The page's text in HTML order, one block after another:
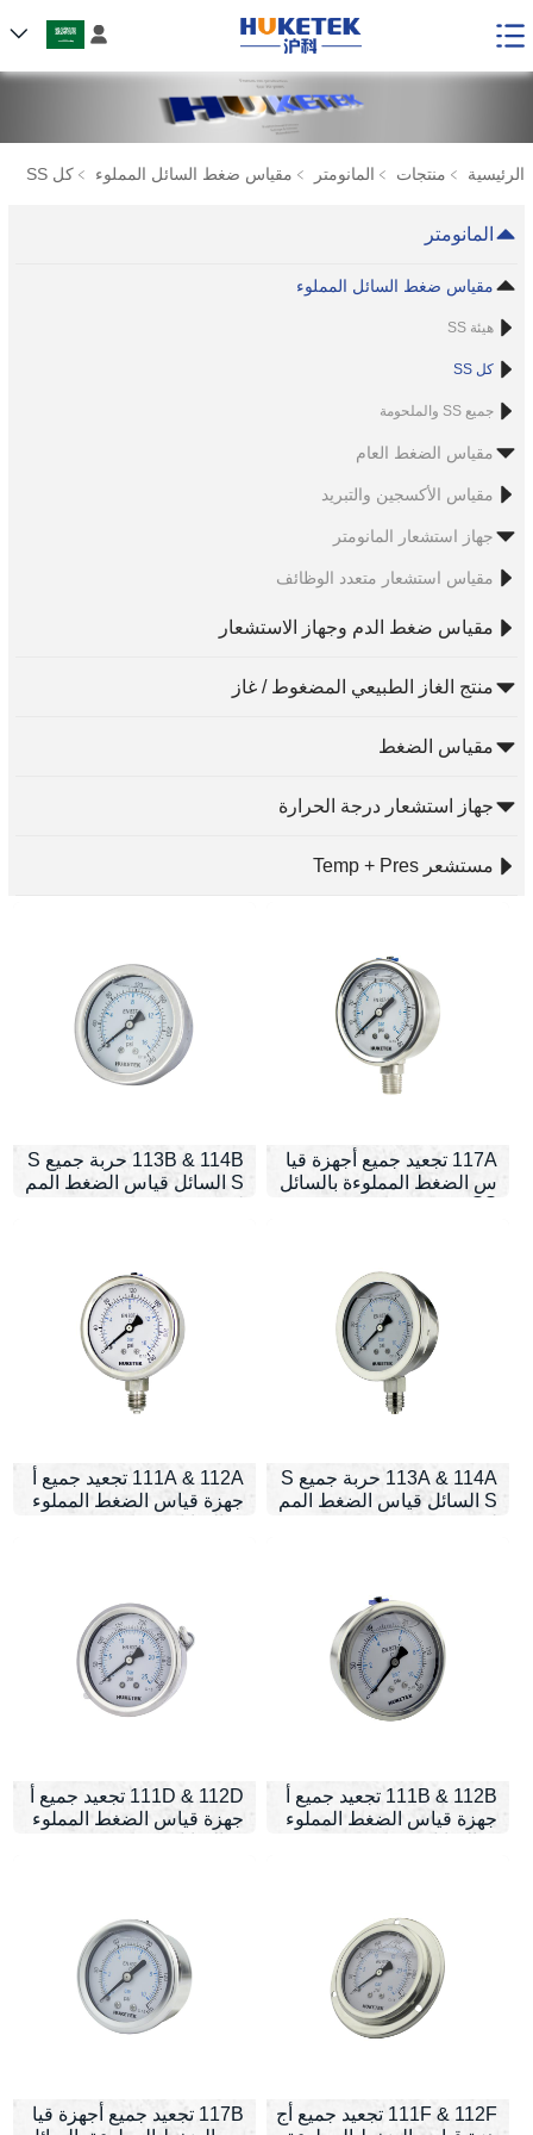

الرئيسية ﹥ منتجات ﹥ المانومتر ﹥ مقياس ضغط السائل المملوء ﹥ كل SS
المانومتر
مقياس ضغط السائل المملوء
هيئة SS
كل SS
جميع SS والملحومة
مقياس الضغط العام
مقياس الأكسجين والتبريد
جهاز استشعار المانومتر
مقياس استشعار متعدد الوظائف
مقياس ضغط الدم وجهاز الاستشعار
منتج الغاز الطبيعي المضغوط / غاز
مقياس الضغط
جهاز استشعار درجة الحرارة
مستشعر Temp + Pres
117A تجعيد جميع أجهزة قيا
س الضغط المملوءة بالسائل
SS
113B & 114B حربة جميع S
S السائل قياس الضغط المم
113A & 114A حربة جميع S
S السائل قياس الضغط المم
111A & 112A تجعيد جميع أ
جهزة قياس الضغط المملوء
111B & 112B تجعيد جميع أ
جهزة قياس الضغط المملوء
111D & 112D تجعيد جميع أ
جهزة قياس الضغط المملوء
111F & 112F تجعيد جميع أج
117B تجعيد جميع أجهزة قيا